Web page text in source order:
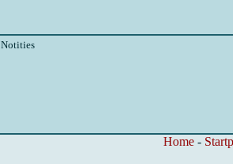
Notities
Home -